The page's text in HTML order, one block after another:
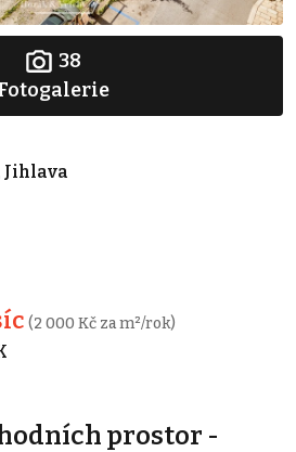
38
Jihlava
(2 000 Kč za m²/rok)
prostor -